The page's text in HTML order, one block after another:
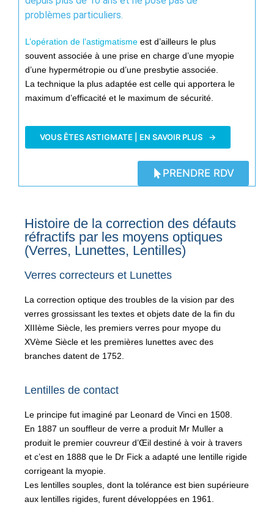
problèmes particuliers.
L’opération de l’astigmatisme est d’ailleurs le plus
souvent associée à une prise en charge d’une myopie
d’une hypermétropie ou d’une presbytie associée.
La technique la plus adaptée est celle qui apportera le
maximum d’efficacité et le maximum de sécurité.
VOUS ÊTES ASTIGMATE | EN SAVOIR PLUS
PRENDRE RDV
Histoire de la correction des défauts
réfractifs par les moyens optiques
(Verres, Lunettes, Lentilles)
Verres correcteurs et Lunettes
La correction optique des troubles de la vision par des
verres grossissant les textes et objets date de la fin du
XIIIème Siècle, les premiers verres pour myope du
XVème Siècle et les premières lunettes avec des
branches datent de 1752.
Lentilles de contact
Le principe fut imaginé par Leonard de Vinci en 1508.
En 1887 un souffleur de verre a produit Mr Muller a
produit le premier couvreur d’Œil destiné à voir à travers
et c’est en 1888 que le Dr Fick a adapté une lentille rigide
corrigeant la myopie.
Les lentilles souples, dont la tolérance est bien supérieure
aux lentilles rigides, furent développées en 1961.